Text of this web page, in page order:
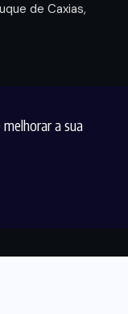
a sua
de Caxias,